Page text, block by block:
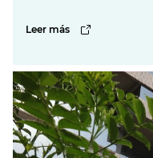
Leer más